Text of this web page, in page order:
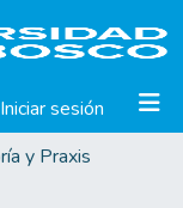
Iniciar sesión (current)
y Praxis